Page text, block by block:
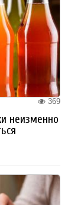
369
неизменно